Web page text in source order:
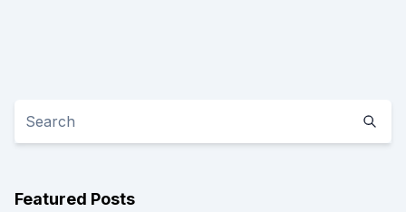
Featured Posts